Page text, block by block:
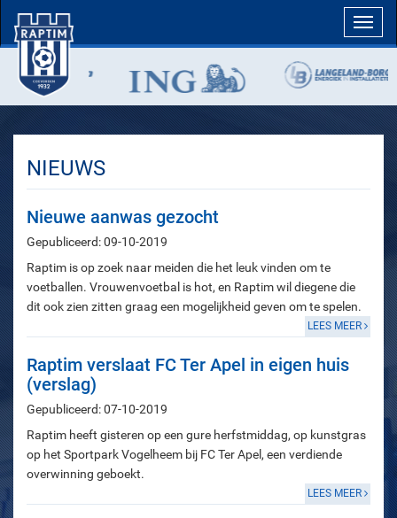
NIEUWS
Nieuwe aanwas gezocht
Gepubliceerd: 09-10-2019
Raptim is op zoek naar meiden die het leuk vinden om te
voetballen. Vrouwenvoetbal is hot, en Raptim wil diegene die
dit ook zien zitten graag een mogelijkheid geven om te spelen.
LEES MEER
Raptim verslaat FC Ter Apel in eigen huis
(verslag)
Gepubliceerd: 07-10-2019
Raptim heeft gisteren op een gure herfstmiddag, op kunstgras
op het Sportpark Vogelheem bij FC Ter Apel, een verdiende
overwinning geboekt.
LEES MEER